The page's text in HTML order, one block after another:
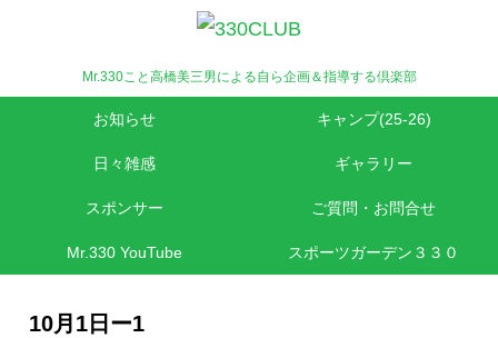
Mr.330こと高橋美三男による自ら企画＆指導する倶楽部
お知らせ キャンプ(25-26)
日々雑感 ギャラリー
スポンサー ご質問・お問合せ
Mr.330 YouTube スポーツガーデン３３０
10月1日ー1